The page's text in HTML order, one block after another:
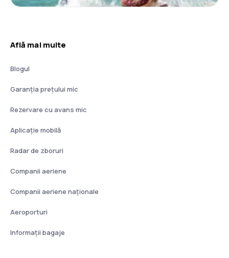
Află mai multe
Blogul
Garanția prețului mic
Rezervare cu avans mic
Aplicație mobilă
Radar de zboruri
Companii aeriene
Companii aeriene naţionale
Aeroporturi
Informații bagaje